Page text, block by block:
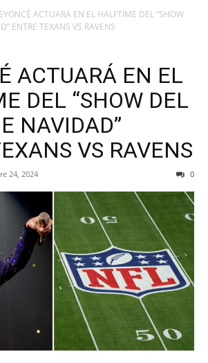
ACTUARÁ EN EL HALFTIME DEL “SHOW
ENTRE TEXANS VS RAVENS
ACTUARÁ EN EL
DEL “SHOW DEL
NAVIDAD”
VS RAVENS
24, 2024 0